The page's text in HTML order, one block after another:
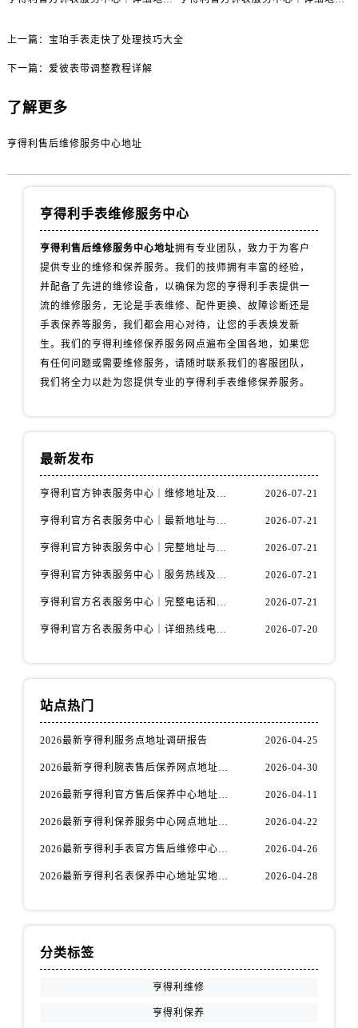
内蒙古自治区包头市青山区幸福路甲3号王府井百货名表维修售后服务中心（需提前预约）
内蒙古自治区兴安盟市乌兰浩特市兴安大街售后服务中心（需提前预约）
山西省太原市迎泽区迎泽街道解放路15号亨得利名表维修授权店3楼售后服务中心（需提前预约）
安徽省六安市金安区解放中路售后服务中心（需提前预约）
福建省漳州市龙文区步港路售后服务中心（需提前预约）
上一篇： 宝珀手表走快了处理技巧大全
下一篇： 爱彼表带调整教程详解
了解更多
亨得利售后维修服务中心地址
亨得利手表维修服务中心
亨得利售后维修服务中心地址拥有专业团队，致力于为客户
提供专业的维修和保养服务。我们的技师拥有丰富的经验，
并配备了先进的维修设备，以确保为您的亨得利手表提供一
流的维修服务，无论是手表维修、配件更换、故障诊断还是
手表保养等服务，我们都会用心对待，让您的手表焕发新
生。我们的亨得利维修保养服务网点遍布全国各地，如果您
有任何问题或需要维修服务，请随时联系我们的客服团队，
我们将全力以赴为您提供专业的亨得利手表维修保养服务。
最新发布
亨得利官方钟表服务中心｜维修地址及售后热线权威信息通知（2026年7月最新） 2026-07-21
亨得利官方名表服务中心｜最新地址与客服电话权威信息公示（2026年7月更新） 2026-07-21
亨得利官方钟表服务中心｜完整地址与售后热线权威信息通告（2026年7月最新） 2026-07-21
亨得利官方钟表服务中心｜服务热线及完整地址权威信息公告（2026年7月最新） 2026-07-21
亨得利官方名表服务中心｜完整电话和维修地址权威信息声明（2026年7月最新） 2026-07-21
亨得利官方名表服务中心｜详细热线电话及全部网点地址权威信息公示（2026年7月更新） 2026-07-20
站点热门
2026最新亨得利服务点地址调研报告 2026-04-25
2026最新亨得利腕表售后保养网点地址实地探访报告 2026-04-30
2026最新亨得利官方售后保养中心地址考察报告 2026-04-11
2026最新亨得利保养服务中心网点地址实地探访报告 2026-04-22
2026最新亨得利手表官方售后维修中心网点地址调研报告 2026-04-26
2026最新亨得利名表保养中心地址实地探访报告 2026-04-28
分类标签
亨得利维修
亨得利保养